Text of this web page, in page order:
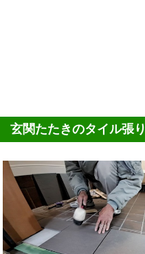
玄関たたきのタイル張り